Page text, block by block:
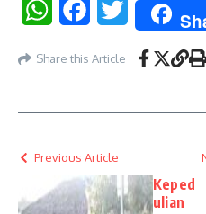
WhatsAppFacebookTwitter
Share this Article
Previous Article
Keped
ulian